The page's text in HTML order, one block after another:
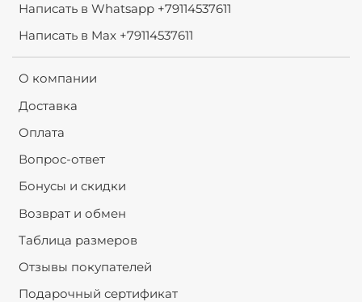
Написать в Whatsapp +79114537611
Написать в Max +79114537611
О компании
Доставка
Оплата
Вопрос-ответ
Бонусы и скидки
Возврат и обмен
Таблица размеров
Отзывы покупателей
Подарочный сертификат